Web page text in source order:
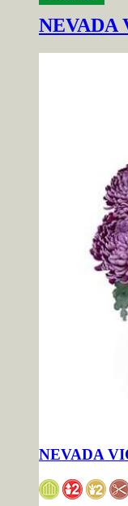
NEVADA
NEVADA